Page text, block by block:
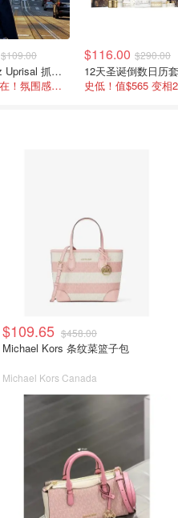
$109.00
Unity Fitz Uprisal 抓绒卫衣
黄金码还在！氛围感之神
$116.00 $290.00
12天圣诞倒数日历
史低！值$565 变相
$109.65 $458.00
Michael Kors 条纹菜篮子包
Michael Kors Canada